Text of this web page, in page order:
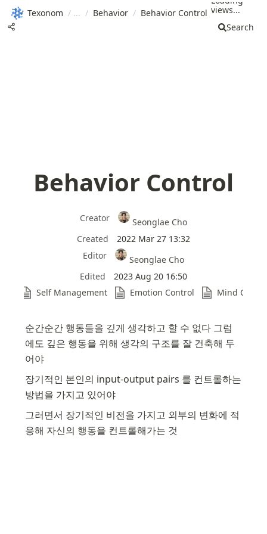
Texonom / / Behavior / Behavior Control views...
Search
Behavior Control
Creator
Seonglae Cho
Created
2022 Mar 27 13:32
Editor
Seonglae Cho
Edited
2023 Aug 20 16:50
Self Management Emotion Control Mind
순간순간 행동들을 깊게 생각하고 할 수 없다 그럼
에도 깊은 행동을 위해 생각의 구조를 잘 건축해 두
어야
장기적인 본인의 input-output pairs 를 컨트롤하는
방법을 가지고 있어야
그러면서 장기적인 비전을 가지고 외부의 변화에 적
응해 자신의 행동을 컨트롤해가는 것